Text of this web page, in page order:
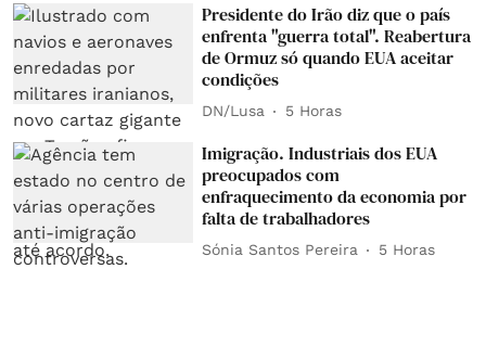
Presidente do Irão diz que o país
enfrenta "guerra total". Reabertura
de Ormuz só quando EUA aceitar
condições
DN/Lusa 5 Horas
Imigração. Industriais dos EUA
preocupados com
enfraquecimento da economia por
falta de trabalhadores
Sónia Santos Pereira 5 Horas